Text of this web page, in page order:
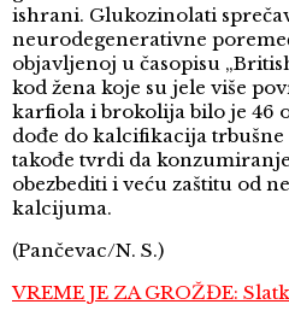
ishrani. Glukozinolati
neurodegenerativne
objavljenoj u časopisu
kod žena koje su jele više
karfiola i brokolija bilo je 46
dođe do kalcifikacija trbušne
takođe tvrdi da
obezbediti i veću zaštitu od
kalcijuma.
(Pančevac/N. S.)
VREME JE ZA GROŽĐE: